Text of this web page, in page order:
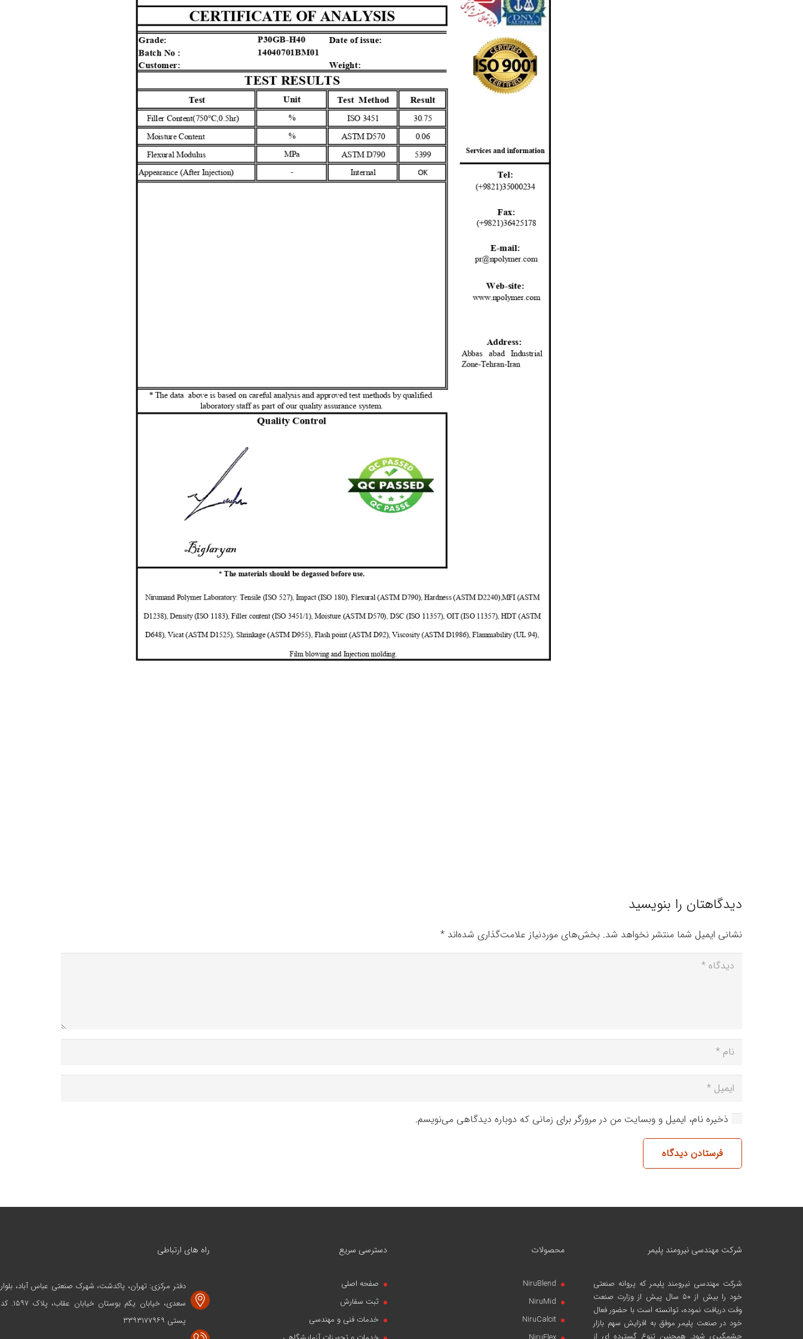
دیدگاهتان را بنویسید
نشانی ایمیل شما منتشر نخواهد شد. بخش‌های موردنیاز علامت‌گذاری شده‌اند *
ذخیره نام، ایمیل و وبسایت من در مرورگر برای زمانی که دوباره دیدگاهی می‌نویسم.
فرستادن دیدگاه
شرکت مهندسی نیرومند پلیمر
شرکت مهندسی نیرومند پلیمرکه پروانه صنعتی
خود را بیش از ۵۰ سال پیش از وزارت صنعت
وقت دریافت نموده، توانسته است با حضور فعال
خود در صنعت پلیمر موفق به افزایش سهم بازار
چشمگیری شود. همچنین تنوع گسترده ای از
محصولات
NiruBlend
NiruMid
NiruCalcit
دسترسی سریع
صفحه اصلی
ثبت سفارش
خدمات فنی و مهندسی
راه های ارتباطی
دفتر مرکزی: تهران، پاکدشت، شهرک صنعتی عباس آباد، بلوار
سعدی، خیابان یکم بوستان خیابان عقاب، پلاک ۱۵۹۷. کد
پستی ۳۳۹۳۱۷۷۹۶۹